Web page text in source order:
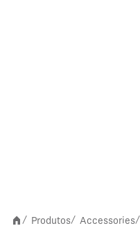
/ Produtos/ Accessories/